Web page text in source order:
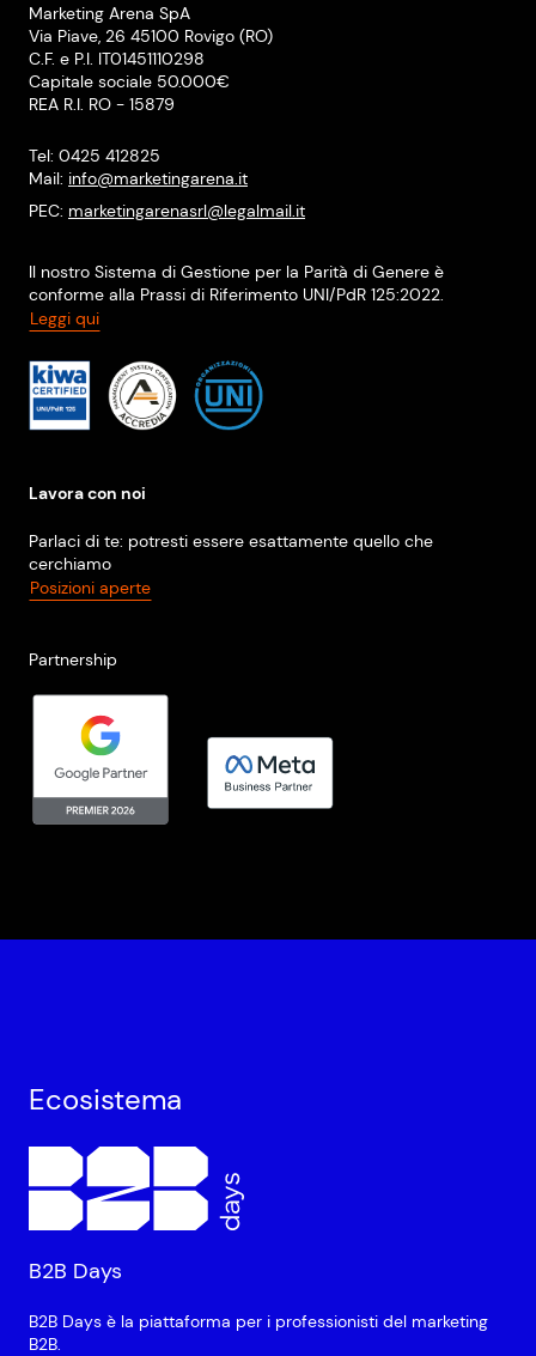
Marketing Arena SpA
Via Piave, 26 45100 Rovigo (RO)
C.F. e P.I. IT01451110298
Capitale sociale 50.000€
REA R.I. RO - 15879
Tel: 0425 412825
Mail: info@marketingarena.it
PEC: marketingarenasrl@legalmail.it
Il nostro Sistema di Gestione per la Parità di Genere è
conforme alla Prassi di Riferimento UNI/PdR 125:2022.
Leggi qui
Lavora con noi
Parlaci di te: potresti essere esattamente quello che
cerchiamo
Posizioni aperte
Partnership
Ecosistema
B2B Days
B2B Days è la piattaforma per i professionisti del marketing
B2B.